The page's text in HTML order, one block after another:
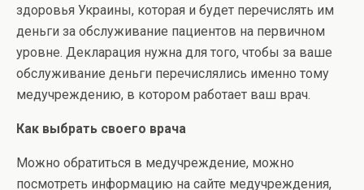
здоровья Украины, которая и будет перечислять им
деньги за обслуживание пациентов на первичном
уровне. Декларация нужна для того, чтобы за ваше
обслуживание деньги перечислялись именно тому
медучреждению, в котором работает ваш врач.
Как выбрать своего врача
Можно обратиться в медучреждение, можно
посмотреть информацию на сайте медучреждения,